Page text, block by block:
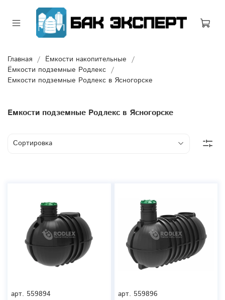
Главная
Ёмкости накопительные
Ёмкости подземные Родлекс
Емкости подземные Родлекс в Ясногорске
Емкости подземные Родлекс в Ясногорске
арт. 559894
арт. 559896